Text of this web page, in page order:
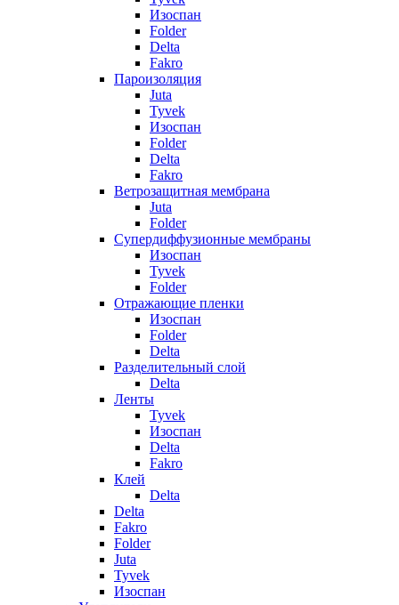
Изоспан
Folder
Delta
Fakro
Пароизоляция
Juta
Tyvek
Изоспан
Folder
Delta
Fakro
Ветрозащитная мембрана
Juta
Folder
Супердиффузионные мембраны
Изоспан
Tyvek
Folder
Отражающие пленки
Изоспан
Folder
Delta
Разделительный слой
Delta
Ленты
Tyvek
Изоспан
Delta
Fakro
Клей
Delta
Delta
Fakro
Folder
Juta
Tyvek
Изоспан